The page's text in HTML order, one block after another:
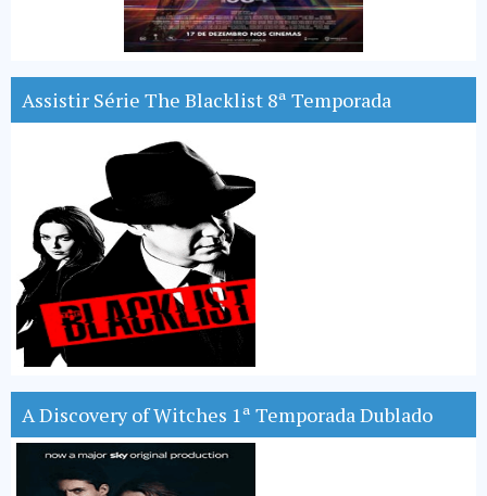
Assistir Série The Blacklist 8ª Temporada
A Discovery of Witches 1ª Temporada Dublado